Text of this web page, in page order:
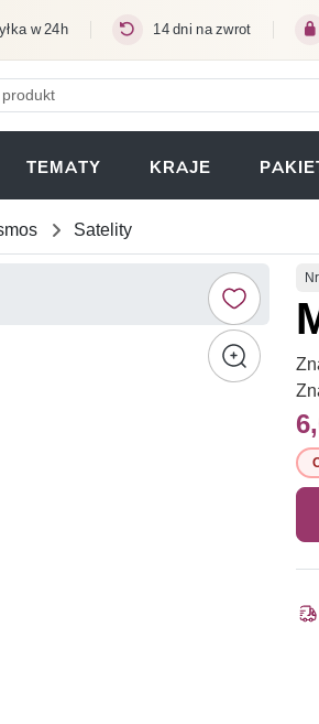
w 24h 14 dni na zwrot
SIĘ W NOWEJ KARCIE)
TEMATY KRAJE
Satelity
Nr